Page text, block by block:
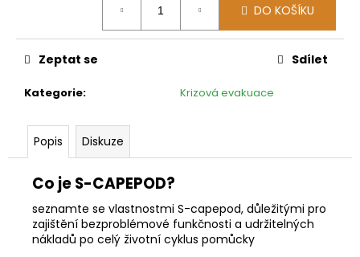
DO KOŠÍKU
Kategorie: Krizová evakuace
Zeptat se Sdílet
Popis Diskuze
Co je S-CAPEPOD?
seznamte se vlastnostmi S-capepod, důležitými pro
zajištění bezproblémové funkčnosti a udržitelných
nákladů po celý životní cyklus pomůcky